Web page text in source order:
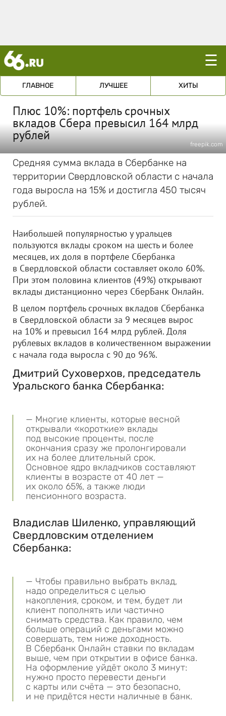
☰
ГЛАВНОЕ ЛУЧШЕЕ ХИТЫ
Плюс 10%: портфель срочных
вкладов Сбера превысил 164 млрд
рублей
freepik.com
Средняя сумма вклада в Сбербанке на
территории Свердловской области с начала
года выросла на 15% и достигла 450 тысяч
рублей.
Наибольшей популярностью у уральцев
пользуются вклады сроком на шесть и более
месяцев, их доля в портфеле Сбербанка
в Свердловской области составляет около 60%.
При этом половина клиентов (49%) открывают
вклады дистанционно через СберБанк Онлайн.
В целом портфель срочных вкладов Сбербанка
в Свердловской области за 9 месяцев вырос
на 10% и превысил 164 млрд рублей. Доля
рублевых вкладов в количественном выражении
с начала года выросла с 90 до 96%.
Дмитрий Суховерхов, председатель
Уральского банка Сбербанка:
— Многие клиенты, которые весной
открывали «короткие» вклады
под высокие проценты, после
окончания сразу же пролонгировали
их на более длительный срок.
Основное ядро вкладчиков составляют
клиенты в возрасте от 40 лет —
их около 65%, а также люди
пенсионного возраста.
Владислав Шиленко, управляющий
Свердловским отделением
Сбербанка:
— Чтобы правильно выбрать вклад,
надо определиться с целью
накопления, сроком, и тем, будет ли
клиент пополнять или частично
снимать средства. Как правило, чем
больше операций с деньгами можно
совершать, тем ниже доходность.
В Сбербанк Онлайн ставки по вкладам
выше, чем при открытии в офисе банка.
На оформление уйдёт около 3 минут:
нужно просто перевести деньги
с карты или счёта — это безопасно,
и не придётся нести наличные в банк.